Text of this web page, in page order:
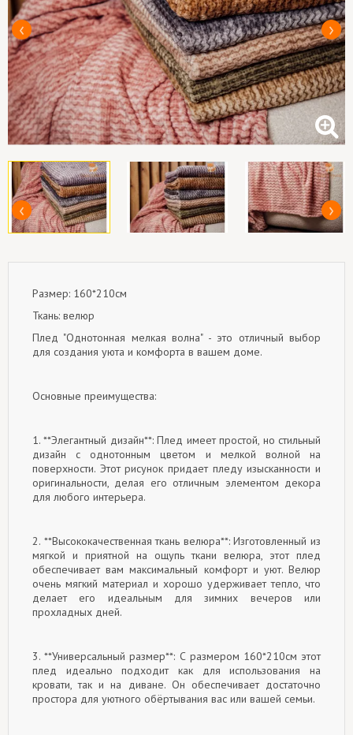
Размер: 160*210см
Ткань: велюр
Плед "Однотонная мелкая волна" - это отличный выбор
для создания уюта и комфорта в вашем доме.
Основные преимущества:
1. **Элегантный дизайн**: Плед имеет простой, но стильный
дизайн с однотонным цветом и мелкой волной на
поверхности. Этот рисунок придает пледу изысканности и
оригинальности, делая его отличным элементом декора
для любого интерьера.
2. **Высококачественная ткань велюра**: Изготовленный из
мягкой и приятной на ощупь ткани велюра, этот плед
обеспечивает вам максимальный комфорт и уют. Велюр
очень мягкий материал и хорошо удерживает тепло, что
делает его идеальным для зимних вечеров или
прохладных дней.
3. **Универсальный размер**: С размером 160*210см этот
плед идеально подходит как для использования на
кровати, так и на диване. Он обеспечивает достаточно
простора для уютного обёртывания вас или вашей семьи.